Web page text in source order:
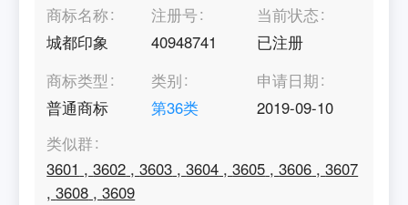
商标名称
城都印象
注册号
40948741
当前状态
已注册
商标类型
普通商标
类别
第36类
申请日期
2019-09-10
类似群
3601 ,3602 ,3603 ,3604 ,3605 ,3606 ,3607
,3608 ,3609